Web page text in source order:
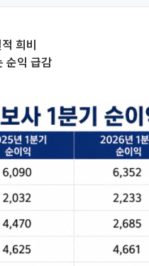
희비
순익 급감